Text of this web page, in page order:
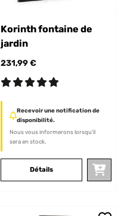
Korinth fontaine de
jardin
231,99 €
Recevoir une notification de
disponibilité.
Nous vous informerons lorsqu’il
sera en stock.
Détails